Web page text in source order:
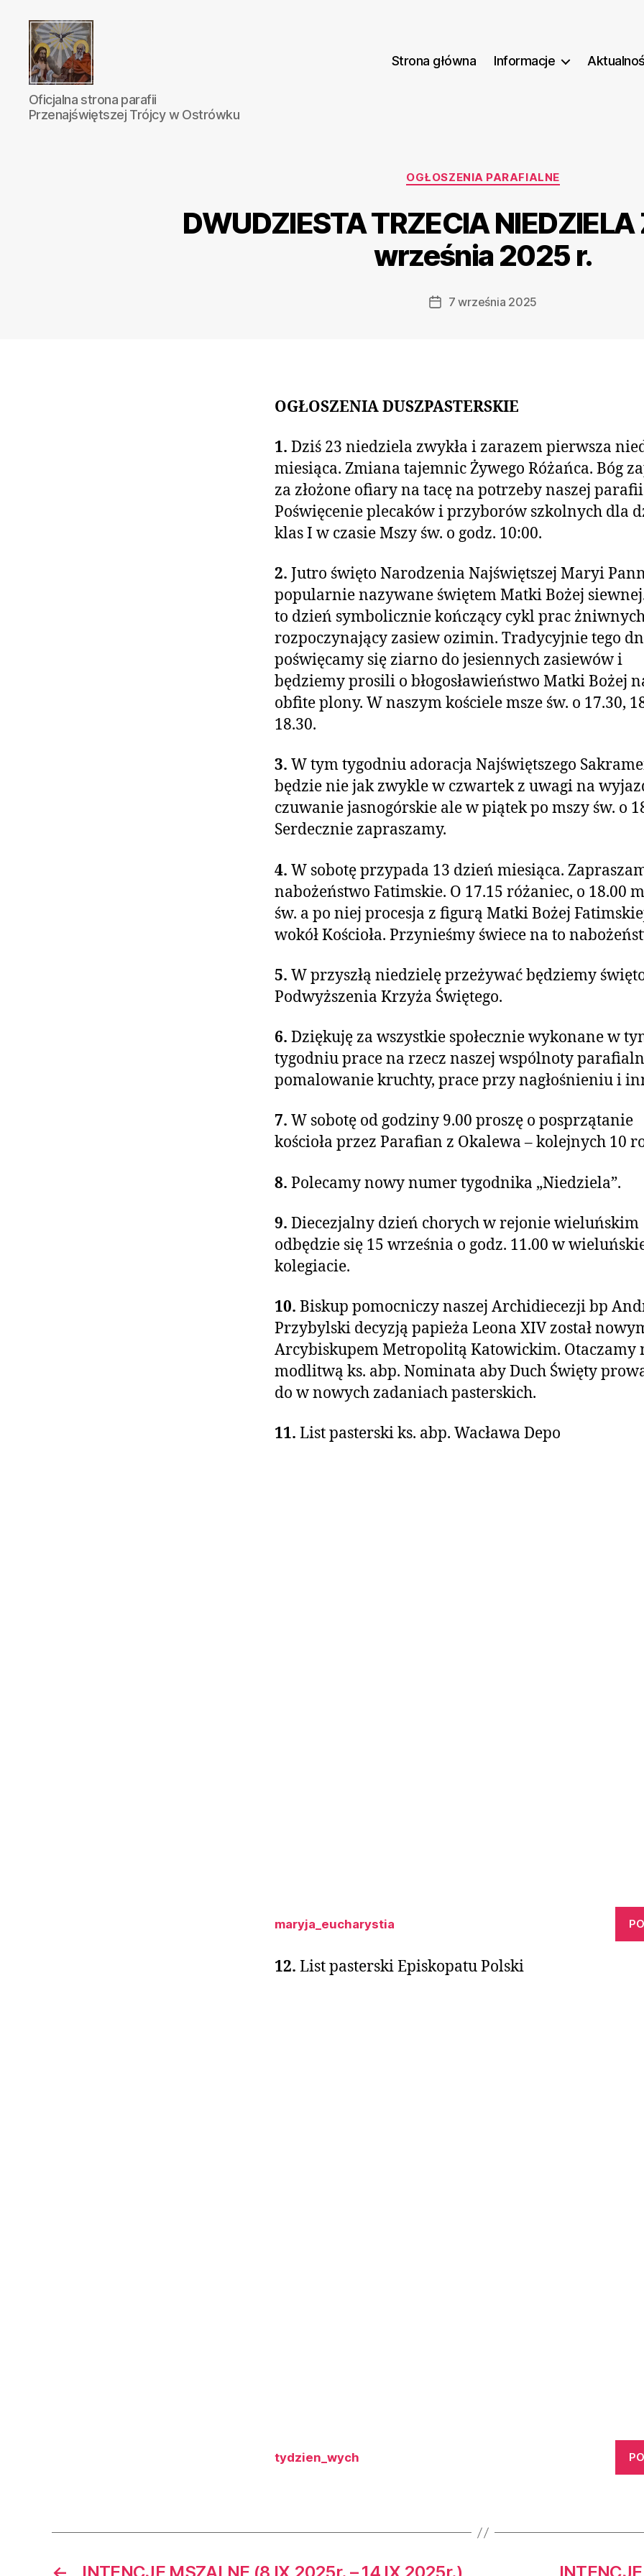
Parafia
Katolicka
Przenajświętszej
Oficjalna strona parafii
Przenajświętszej Trójcy w Ostrówku
Strona główna Informacje
Kategorie
OGŁOSZENIA PARAFIALNE
DWUDZIESTA TRZECIA
września 2025 r.
Data7 września 2025
OGŁOSZENIA DUSZPASTERSKIE
1. Dziś 23 niedziela zwykła i zarazem pierwsza
miesiąca. Zmiana tajemnic Żywego Różańca. Bóg
za złożone ofiary na tacę na potrzeby naszej
Poświęcenie plecaków i przyborów szkolnych dla
klas I w czasie Mszy św. o godz. 10:00.
2. Jutro święto Narodzenia Najświętszej Maryi
popularnie nazywane świętem Matki Bożej
to dzień symbolicznie kończący cykl prac
rozpoczynający zasiew ozimin. Tradycyjnie tego
poświęcamy się ziarno do jesiennych zasiewów i
będziemy prosili o błogosławieństwo Matki Bożej
obfite plony. W naszym kościele msze św. o 17.30,
18.30.
3. W tym tygodniu adoracja Najświętszego
będzie nie jak zwykle w czwartek z uwagi na
czuwanie jasnogórskie ale w piątek po mszy św. o
Serdecznie zapraszamy.
4. W sobotę przypada 13 dzień miesiąca.
nabożeństwo Fatimskie. O 17.15 różaniec, o 18.00
św. a po niej procesja z figurą Matki Bożej
wokół Kościoła. Przynieśmy świece na to
5. W przyszłą niedzielę przeżywać będziemy
Podwyższenia Krzyża Świętego.
6. Dziękuję za wszystkie społecznie wykonane w
tygodniu prace na rzecz naszej wspólnoty
pomalowanie kruchty, prace przy nagłośnieniu i
7. W sobotę od godziny 9.00 proszę o posprzątanie
kościoła przez Parafian z Okalewa – kolejnych 10
8. Polecamy nowy numer tygodnika „Niedziela”.
9. Diecezjalny dzień chorych w rejonie wieluńskim
odbędzie się 15 września o godz. 11.00 w
kolegiacie.
10. Biskup pomocniczy naszej Archidiecezji bp
Przybylski decyzją papieża Leona XIV został
Arcybiskupem Metropolitą Katowickim. Otaczamy
modlitwą ks. abp. Nominata aby Duch Święty
do w nowych zadaniach pasterskich.
11. List pasterski ks. abp. Wacława Depo
maryja_eucharystia
12. List pasterski Episkopatu Polski
tydzien_wych